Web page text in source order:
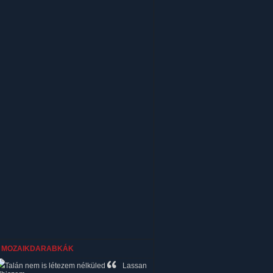
MOZAIKDARABKÁK
Talán nem is létezem nélküled
Lassan